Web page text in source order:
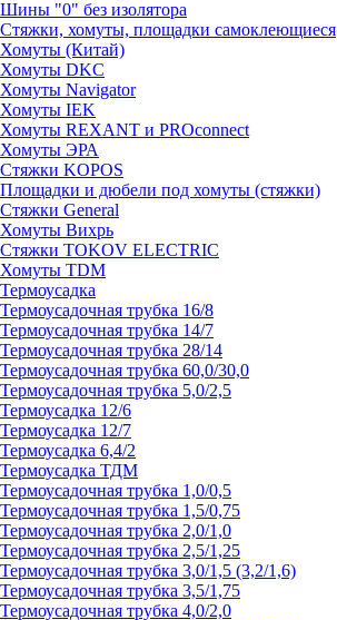
Шины "0" без изолятора
Стяжки, хомуты, площадки самоклеющиеся
Хомуты (Китай)
Хомуты DKC
Хомуты Navigator
Хомуты IEK
Хомуты REXANT и PROconnect
Хомуты ЭРА
Стяжки KOPOS
Площадки и дюбели под хомуты (стяжки)
Стяжки General
Хомуты Вихрь
Стяжки TOKOV ELECTRIC
Хомуты TDM
Термоусадка
Термоусадочная трубка 16/8
Термоусадочная трубка 14/7
Термоусадочная трубка 28/14
Термоусадочная трубка 60,0/30,0
Термоусадочная трубка 5,0/2,5
Термоусадка 12/6
Термоусадка 12/7
Термоусадка 6,4/2
Термоусадка ТДМ
Термоусадочная трубка 1,0/0,5
Термоусадочная трубка 1,5/0,75
Термоусадочная трубка 2,0/1,0
Термоусадочная трубка 2,5/1,25
Термоусадочная трубка 3,0/1,5 (3,2/1,6)
Термоусадочная трубка 3,5/1,75
Термоусадочная трубка 4,0/2,0